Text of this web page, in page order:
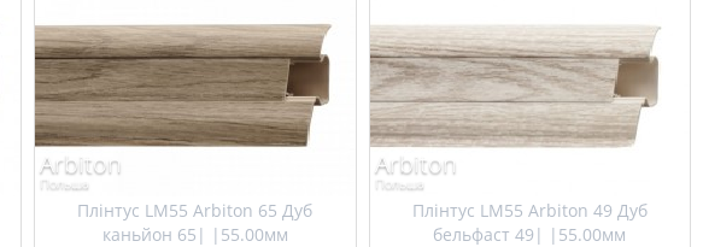
Плінтус LM55 Arbiton 65 Дуб
каньйон 65| |55.00мм
Arbiton
Польша
Плінтус LM55 Arbiton 49 Дуб
бельфаст 49| |55.00мм
Arbiton
Польша